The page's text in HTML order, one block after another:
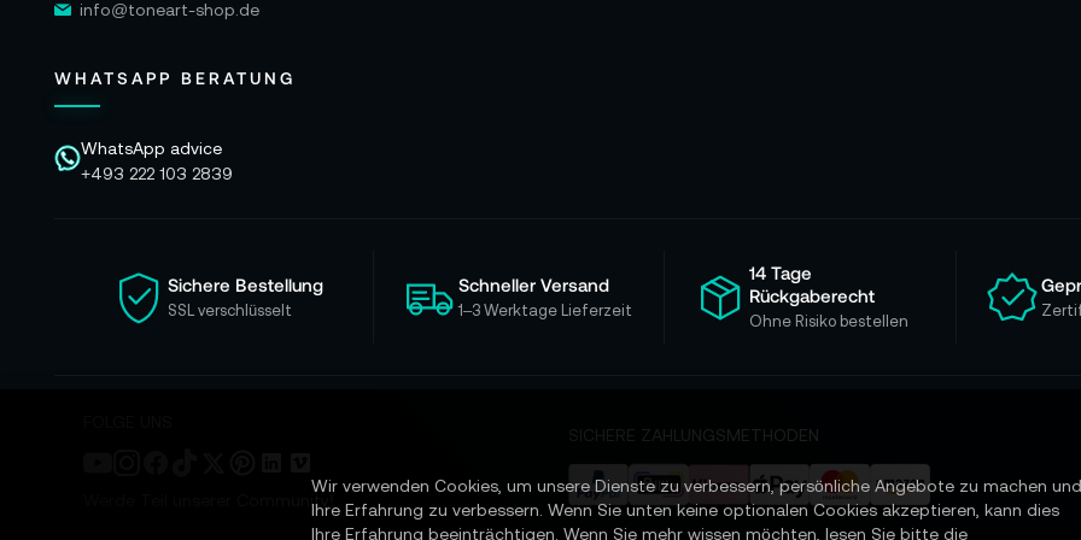
info@toneart-shop.de
WHATSAPP BERATUNG
WhatsApp advice
+493 222 103 2839
Sichere Bestellung
SSL verschlüsselt
Schneller Versand
1–3 Werktage Lieferzeit
14 Tage
Rückgaberecht
Ohne Risiko bestellen
Werde Teil unserer Community!
SICHERE ZAHLUNGSMETHODEN
Wir verwenden Cookies, um unsere Dienste zu verbessern, persönliche Angebote zu machen und
Ihre Erfahrung zu verbessern. Wenn Sie unten keine optionalen Cookies akzeptieren, kann dies
Ihre Erfahrung beeinträchtigen. Wenn Sie mehr wissen möchten, lesen Sie bitte die